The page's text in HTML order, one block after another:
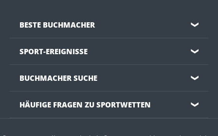
BESTE BUCHMACHER ❯
SPORT-EREIGNISSE ❯
BUCHMACHER SUCHE ❯
HÄUFIGE FRAGEN ZU SPORTWETTEN ❯